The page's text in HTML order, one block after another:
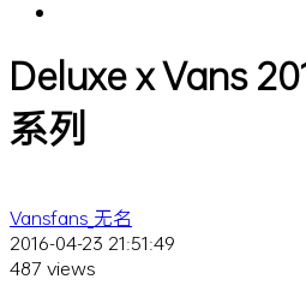
Deluxe x Vans
系列
Vansfans_无名
2016-04-23 21:51:49
487 views